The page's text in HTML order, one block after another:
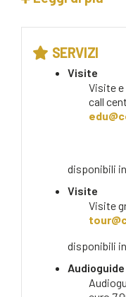
SERVIZI
Visite
Visite
call
disponibili in
Visite
Visite
disponibili in
Audioguide